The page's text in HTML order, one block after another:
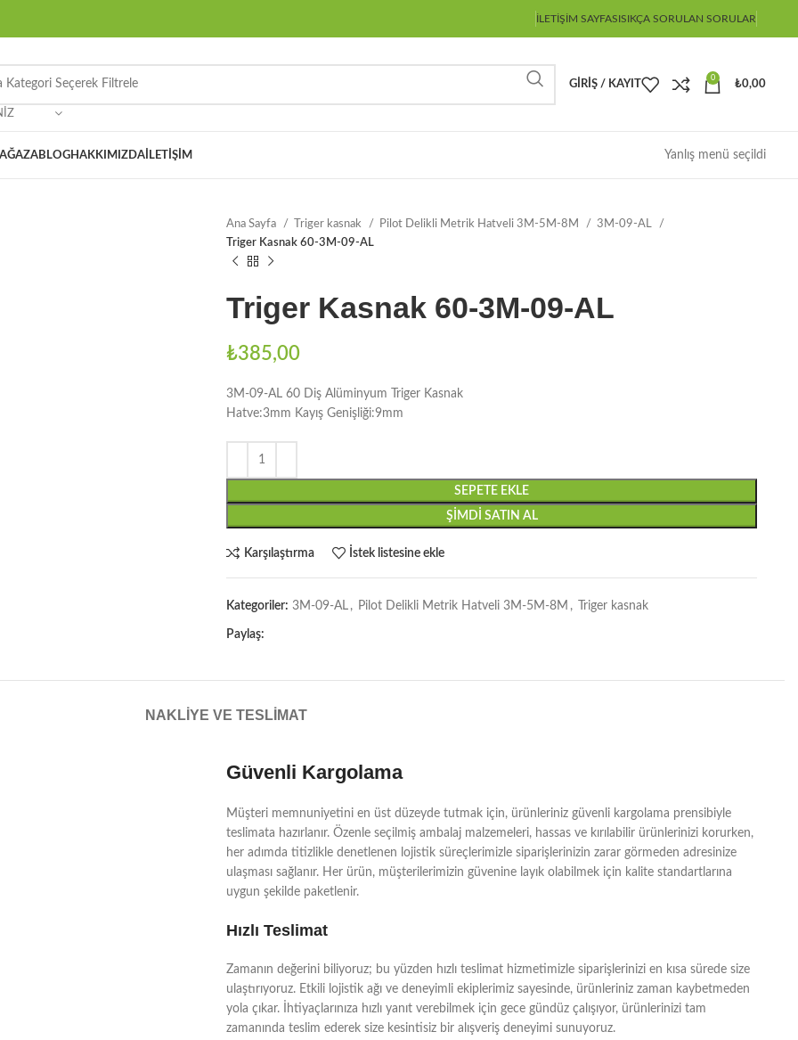
İLETIŞIM SAYFASISIKÇA SORULAN SORULAR
GIRIŞ / KAYIT
0
₺0,00
BLOGHAKKIMIZDA İLETIŞIM Yanlış menü seçildi
Ana Sayfa Triger kasnak Pilot Delikli Metrik Hatveli 3M-5M-8M
3M-09-AL
Triger Kasnak 60-3M-09-AL
Triger Kasnak 60-3M-09-AL
₺385,00
3M-09-AL 60 Diş Alüminyum Triger Kasnak
Hatve:3mm Kayış Genişliği:9mm
SEPETE EKLE
ŞIMDI SATIN AL
Karşılaştırma İstek listesine ekle
Kategoriler: 3M-09-AL , Pilot Delikli Metrik Hatveli 3M-5M-8M , Triger kasnak
Paylaş:
NAKLIYE VE TESLIMAT
Güvenli Kargolama
Müşteri memnuniyetini en üst düzeyde tutmak için, ürünleriniz güvenli kargolama prensibiyle
teslimata hazırlanır. Özenle seçilmiş ambalaj malzemeleri, hassas ve kırılabilir ürünlerinizi korurken,
her adımda titizlikle denetlenen lojistik süreçlerimizle siparişlerinizin zarar görmeden adresinize
ulaşması sağlanır. Her ürün, müşterilerimizin güvenine layık olabilmek için kalite standartlarına
uygun şekilde paketlenir.
Hızlı Teslimat
Zamanın değerini biliyoruz; bu yüzden hızlı teslimat hizmetimizle siparişlerinizi en kısa sürede size
ulaştırıyoruz. Etkili lojistik ağı ve deneyimli ekiplerimiz sayesinde, ürünleriniz zaman kaybetmeden
yola çıkar. İhtiyaçlarınıza hızlı yanıt verebilmek için gece gündüz çalışıyor, ürünlerinizi tam
zamanında teslim ederek size kesintisiz bir alışveriş deneyimi sunuyoruz.